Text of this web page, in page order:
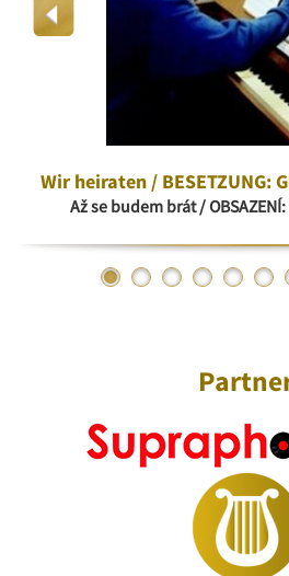
Wir heiraten / BESETZUNG:
Až se budem brát /